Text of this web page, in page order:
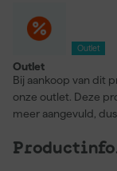
Outlet
Outlet
Bij aankoop van dit
onze outlet. Deze
meer aangevuld,